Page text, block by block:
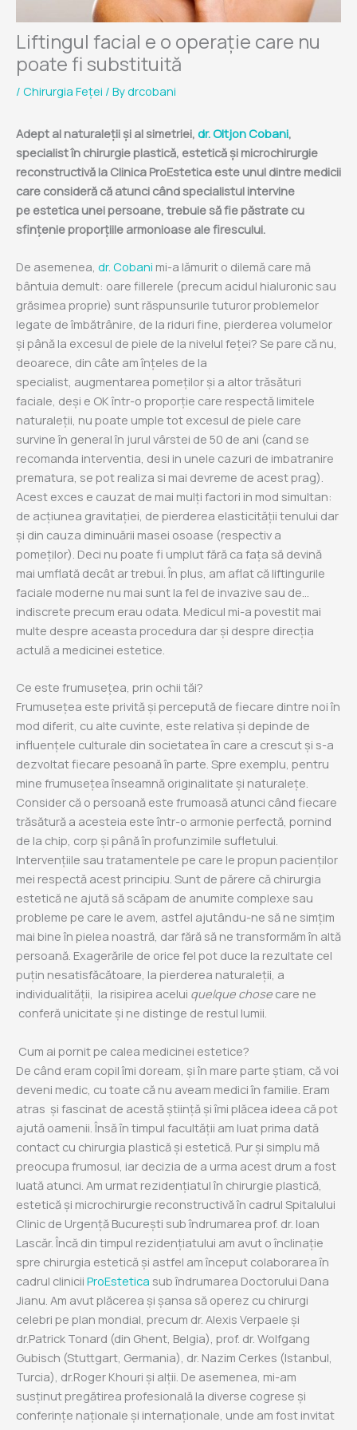
Liftingul facial e o operație care nu
poate fi substituită
/ Chirurgia Feței / Bydrcobani
Adept al naturaleții și al simetriei, dr. Oltjon Cobani,
specialist în chirurgie plastică, estetică și microchirurgie
reconstructivă la Clinica ProEstetica este unul dintre medicii
care consideră că atunci când specialistul intervine
pe estetica unei persoane, trebuie să fie păstrate cu
sfințenie proporțiile armonioase ale firescului.
De asemenea, dr. Cobani mi-a lămurit o dilemă care mă
bântuia demult: oare fillerele (precum acidul hialuronic sau
grăsimea proprie) sunt răspunsurile tuturor problemelor
legate de îmbătrânire, de la riduri fine, pierderea volumelor
și până la excesul de piele de la nivelul feței? Se pare că nu,
deoarece, din câte am înțeles de la
specialist, augmentarea pomeților și a altor trăsături
faciale, deși e OK într-o proporție care respectă limitele
naturaleții, nu poate umple tot excesul de piele care
survine în general în jurul vârstei de 50 de ani (cand se
recomanda interventia, desi in unele cazuri de imbatranire
prematura, se pot realiza si mai devreme de acest prag).
Acest exces e cauzat de mai mulți factori in mod simultan:
de acțiunea gravitației, de pierderea elasticității tenului dar
și din cauza diminuării masei osoase (respectiv a
pomeților). Deci nu poate fi umplut fără ca fața să devină
mai umflată decât ar trebui. În plus, am aflat că liftingurile
faciale moderne nu mai sunt la fel de invazive sau de…
indiscrete precum erau odata. Medicul mi-a povestit mai
multe despre aceasta procedura dar și despre direcția
actulă a medicinei estetice.
Ce este frumusețea, prin ochii tăi?
Frumusețea este privită și percepută de fiecare dintre noi în
mod diferit, cu alte cuvinte, este relativa și depinde de
influențele culturale din societatea în care a crescut și s-a
dezvoltat fiecare pesoană în parte. Spre exemplu, pentru
mine frumusețea înseamnă originalitate și naturalețe.
Consider că o persoană este frumoasă atunci când fiecare
trăsătură a acesteia este într-o armonie perfectă, pornind
de la chip, corp și până în profunzimile sufletului.
Intervențiile sau tratamentele pe care le propun pacienților
mei respectă acest principiu. Sunt de părere că chirurgia
estetică ne ajută să scăpam de anumite complexe sau
probleme pe care le avem, astfel ajutându-ne să ne simțim
mai bine în pielea noastră, dar fără să ne transformăm în altă
persoană. Exagerările de orice fel pot duce la rezultate cel
puțin nesatisfăcătoare, la pierderea naturaleții, a
individualității, la risipirea acelui quelque chose care ne
conferă unicitate și ne distinge de restul lumii.
Cum ai pornit pe calea medicinei estetice?
De când eram copil îmi doream, și în mare parte știam, că voi
deveni medic, cu toate că nu aveam medici în familie. Eram
atras și fascinat de acestă știință și îmi plăcea ideea că pot
ajută oamenii. Însă în timpul facultății am luat prima dată
contact cu chirurgia plastică și estetică. Pur și simplu mă
preocupa frumosul, iar decizia de a urma acest drum a fost
luată atunci. Am urmat rezidențiatul în chirurgie plastică,
estetică și microchirurgie reconstructivă în cadrul Spitalului
Clinic de Urgență București sub îndrumarea prof. dr. Ioan
Lascăr. Încă din timpul rezidențiatului am avut o înclinație
spre chirurgia estetică și astfel am început colaborarea în
cadrul clinicii ProEstetica sub îndrumarea Doctorului Dana
Jianu. Am avut plăcerea și șansa să operez cu chirurgi
celebri pe plan mondial, precum dr. Alexis Verpaele și
dr.Patrick Tonard (din Ghent, Belgia), prof. dr. Wolfgang
Gubisch (Stuttgart, Germania), dr. Nazim Cerkes (Istanbul,
Turcia), dr.Roger Khouri și alții. De asemenea, mi-am
susținut pregătirea profesională la diverse cogrese și
conferințe naționale și internaționale, unde am fost invitat